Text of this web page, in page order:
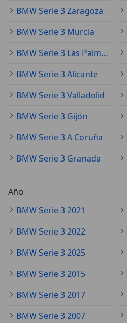
BMW Serie 3 Zaragoza
BMW Serie 3 Murcia
BMW Serie 3 Las Palmas de Gran Canaria
BMW Serie 3 Alicante
BMW Serie 3 Valladolid
BMW Serie 3 Gijón
BMW Serie 3 A Coruña
BMW Serie 3 Granada
Año
BMW Serie 3 2021
BMW Serie 3 2022
BMW Serie 3 2025
BMW Serie 3 2015
BMW Serie 3 2017
BMW Serie 3 2007